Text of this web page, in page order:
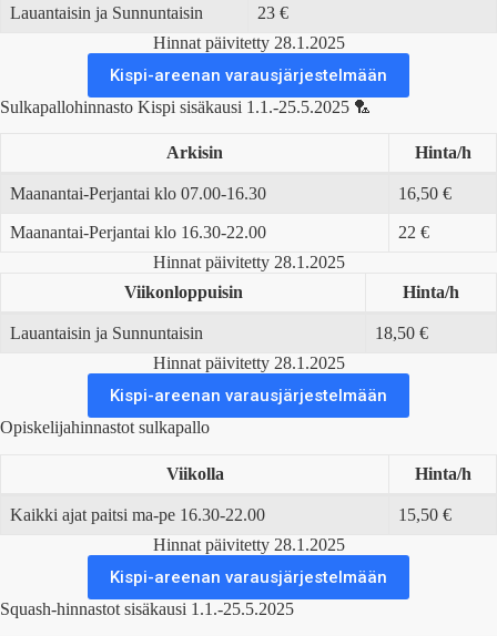
Lauantaisin ja Sunnuntaisin
23 €
Hinnat päivitetty 28.1.2025
Kispi-areenan varausjärjestelmään
Sulkapallohinnasto Kispi sisäkausi 1.1.-25.5.2025 🏸
Arkisin Hinta/h
Maanantai-Perjantai klo 07.00-16.30 16,50 €
Maanantai-Perjantai klo 16.30-22.00
22 €
Hinnat päivitetty 28.1.2025
Viikonloppuisin
Hinta/h
Lauantaisin ja Sunnuntaisin
18,50 €
Hinnat päivitetty 28.1.2025
Kispi-areenan varausjärjestelmään
Opiskelijahinnastot sulkapallo
Viikolla Hinta/h
Kaikki ajat paitsi ma-pe 16.30-22.00
15,50 €
Hinnat päivitetty 28.1.2025
Kispi-areenan varausjärjestelmään
Squash-hinnastot sisäkausi 1.1.-25.5.2025